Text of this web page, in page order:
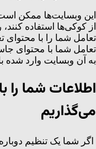
این وبسایت‌ها ممکن
از کوکی‌ها استفاده
تعامل شما را با محتوای
تعامل شما با محتوای
به آن وبسایت وارد شده
اطلاعات شما را
می‌گذاریم